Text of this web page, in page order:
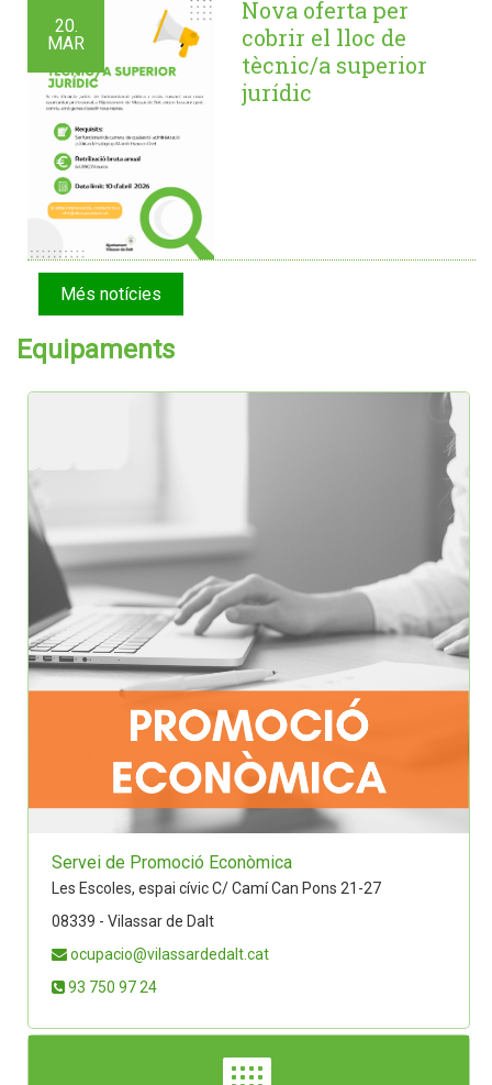
20.
MAR
Nova oferta per
cobrir el lloc de
tècnic/a superior
jurídic
Més notícies
Equipaments
Servei de Promoció Econòmica
Les Escoles, espai cívic C/ Camí Can Pons 21-27
08339 - Vilassar de Dalt
ocupacio@vilassardedalt.cat
93 750 97 24